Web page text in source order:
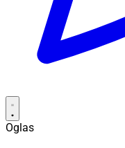
Oglas